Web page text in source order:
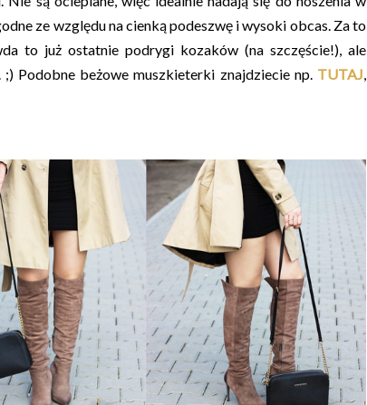
ze względu na cienką podeszwę i wysoki obcas. Za to
to już ostatnie podrygi kozaków (na szczęście!), ale
Podobne beżowe muszkieterki znajdziecie np. TUTAJ,